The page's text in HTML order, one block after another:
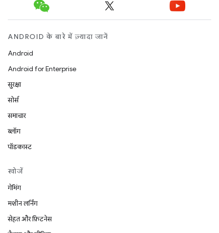
ANDROID के बारे में ज़्यादा जानें
Android
Android for Enterprise
सुरक्षा
सोर्स
समाचार
ब्लॉग
पॉडकास्ट
खोजें
गेमिंग
मशीन लर्निंग
सेहत और फ़िटनेस